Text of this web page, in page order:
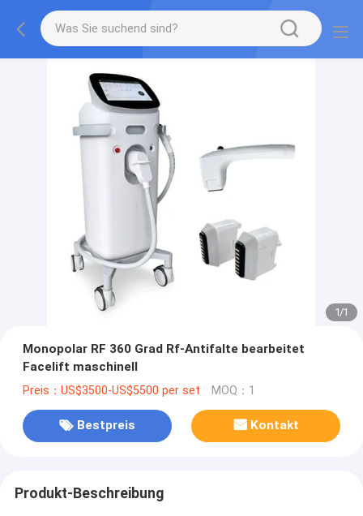
1/1
Monopolar RF 360 Grad Rf-Antifalte bearbeitet
Facelift maschinell
Preis：US$3500-US$5500 per set MOQ：1
Bestpreis Kontakt
Produkt-Beschreibung